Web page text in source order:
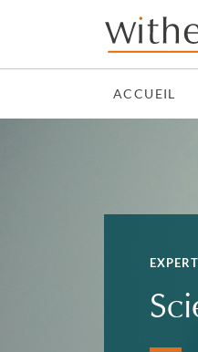
Skip to main
ACCUEIL